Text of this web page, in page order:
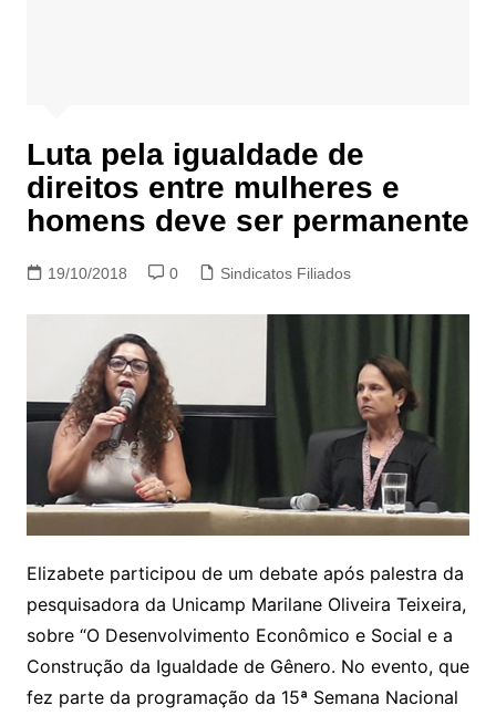
Luta pela igualdade de
direitos entre mulheres e
homens deve ser permanente
19/10/2018 0 Sindicatos Filiados
Elizabete participou de um debate após palestra da
pesquisadora da Unicamp Marilane Oliveira Teixeira,
sobre “O Desenvolvimento Econômico e Social e a
Construção da Igualdade de Gênero. No evento, que
fez parte da programação da 15ª Semana Nacional